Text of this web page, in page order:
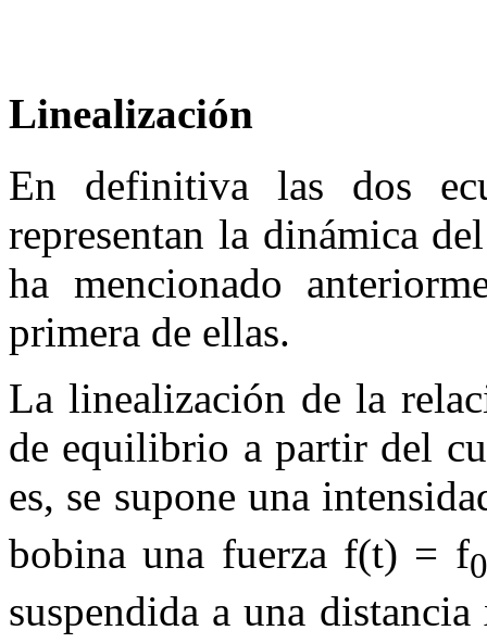
Linealización
En definitiva las dos
representan la dinámica
ha mencionado
primera de ellas.
La linealización de la
de equilibrio a partir del
es, se supone una
bobina una fuerza f(t) = f0
suspendida a una distancia